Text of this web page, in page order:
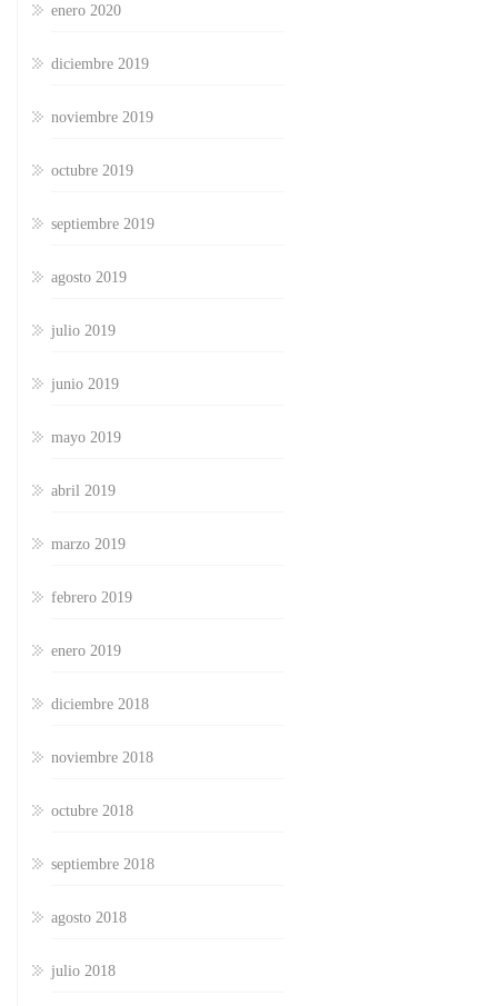
enero 2020
diciembre 2019
noviembre 2019
octubre 2019
septiembre 2019
agosto 2019
julio 2019
junio 2019
mayo 2019
abril 2019
marzo 2019
febrero 2019
enero 2019
diciembre 2018
noviembre 2018
octubre 2018
septiembre 2018
agosto 2018
julio 2018